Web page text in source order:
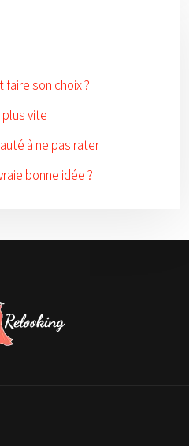
son choix ?
vite
à ne pas rater
bonne idée ?